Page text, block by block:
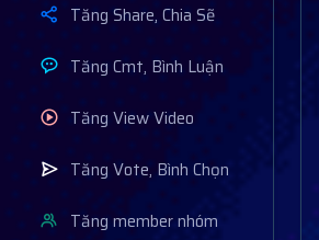
Tăng Share, Chia Sẽ
Tăng Cmt, Bình Luận
Tăng View Video
Tăng Vote, Bình Chọn
Tăng member nhóm